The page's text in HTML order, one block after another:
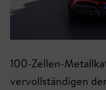
100-Zellen-
vervollständigen